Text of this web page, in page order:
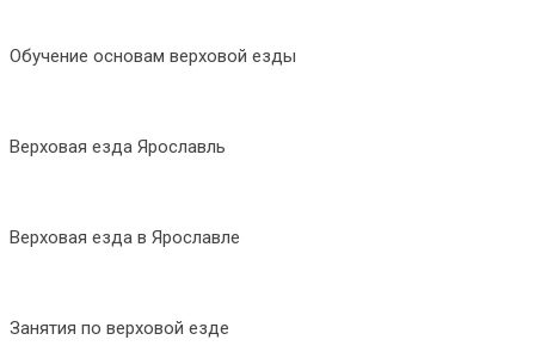
Обучение основам верховой езды
Верховая езда Ярославль
Верховая езда в Ярославле
Занятия по верховой езде